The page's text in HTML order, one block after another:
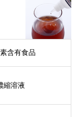
含有食品
縮溶液